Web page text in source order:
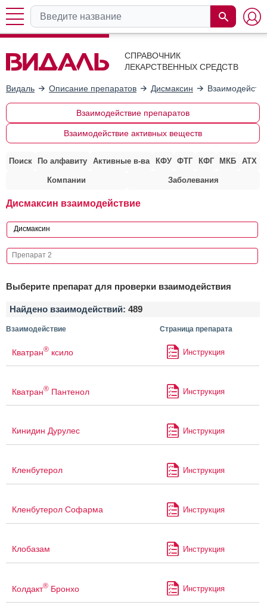
СПРАВОЧНИК
ЛЕКАРСТВЕННЫХ СРЕДСТВ
Видаль Описание препаратов Дисмаксин
Взаимодействие препаратов
Взаимодействие активных веществ
Поиск По алфавиту Активные в-ва КФУ ФТГ КФГ МКБ АТХ
Компании Заболевания
Дисмаксин взаимодействие
Выберите препарат для проверки взаимодействия
Найдено взаимодействий: 489
Взаимодействие Страница препарата
Кватран® ксило Инструкция
Кватран® Пантенол Инструкция
Кинидин Дурулес Инструкция
Кленбутерол Инструкция
Кленбутерол Софарма Инструкция
Клобазам Инструкция
Колдакт® Бронхо Инструкция